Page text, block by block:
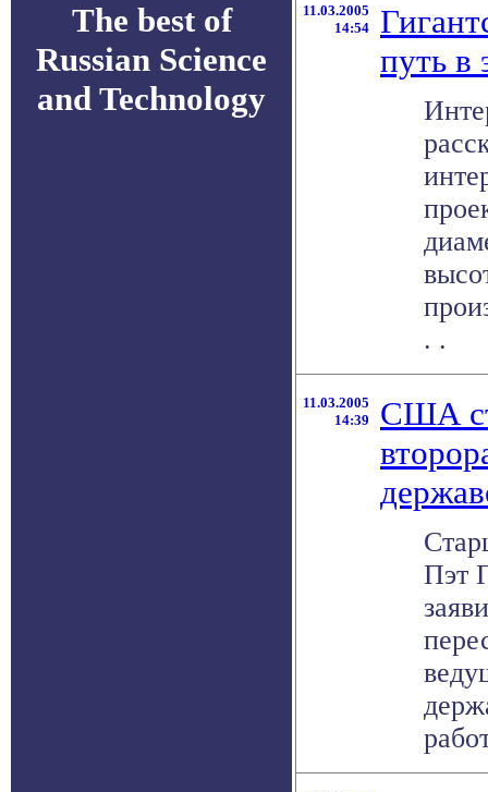
The best of
Russian Science
and Technology
11.03.2005
14:54
путь в
. .
11.03.2005
14:39
США
Пэт